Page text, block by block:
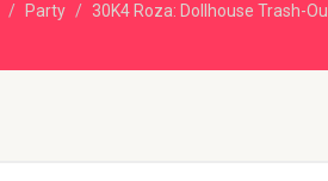
Party 30K4 Roza: Dollhouse Trash-